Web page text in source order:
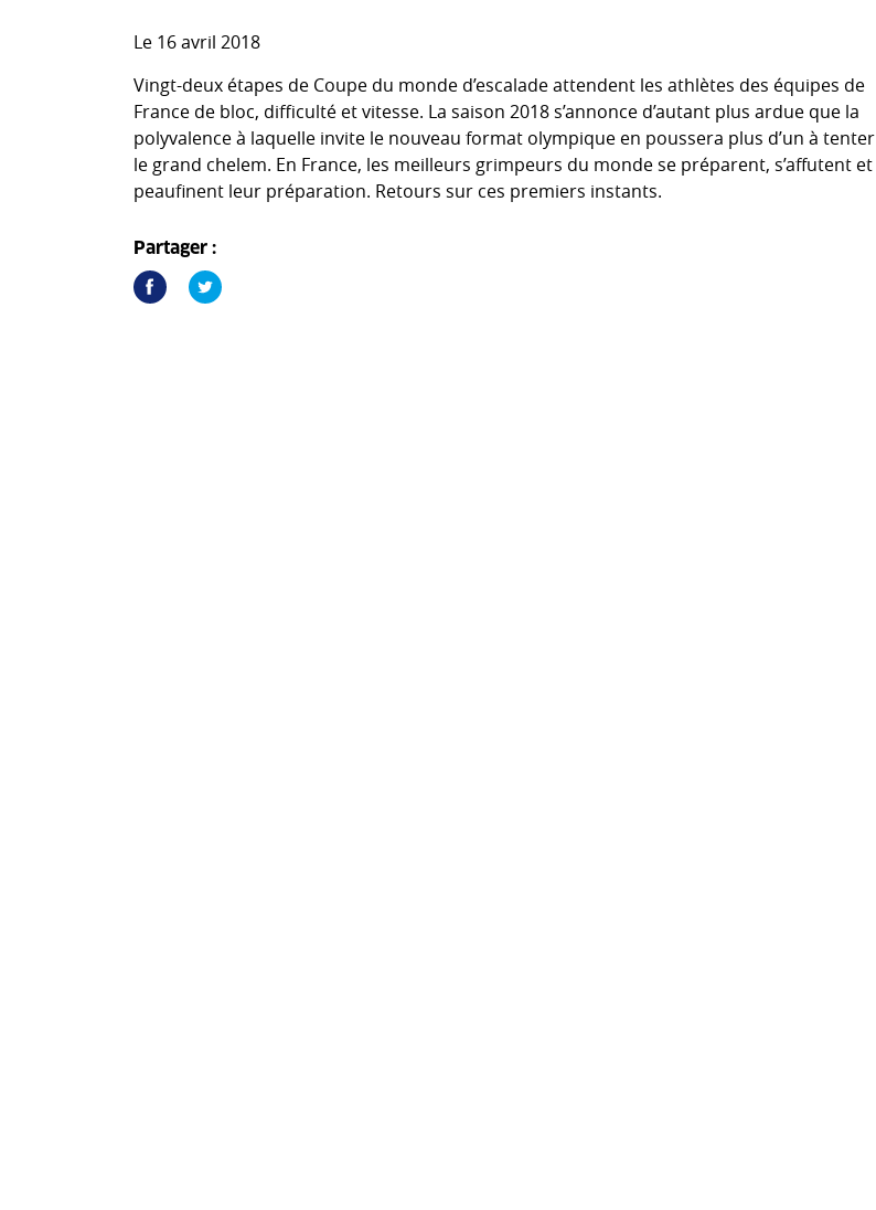
Le 16 avril 2018
Vingt-deux étapes de Coupe du monde d’escalade attendent les athlètes des équipes de
France de bloc, difficulté et vitesse. La saison 2018 s’annonce d’autant plus ardue que la
polyvalence à laquelle invite le nouveau format olympique en poussera plus d’un à tenter
le grand chelem. En France, les meilleurs grimpeurs du monde se préparent, s’affutent et
peaufinent leur préparation. Retours sur ces premiers instants.
Partager :